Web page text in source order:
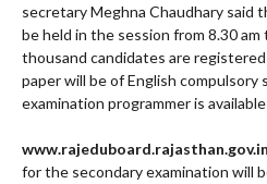
secretary Meghna Chaudhary said
be held in the session from 8.30 am
thousand candidates are
paper will be of English compulsory
examination programmer is
www.rajeduboard.rajasthan.gov.in
for the secondary examination will